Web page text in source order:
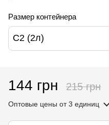
Размер контейнера
С2 (2л)
144 грн 215 грн
Оптовые цены от 3 единиц